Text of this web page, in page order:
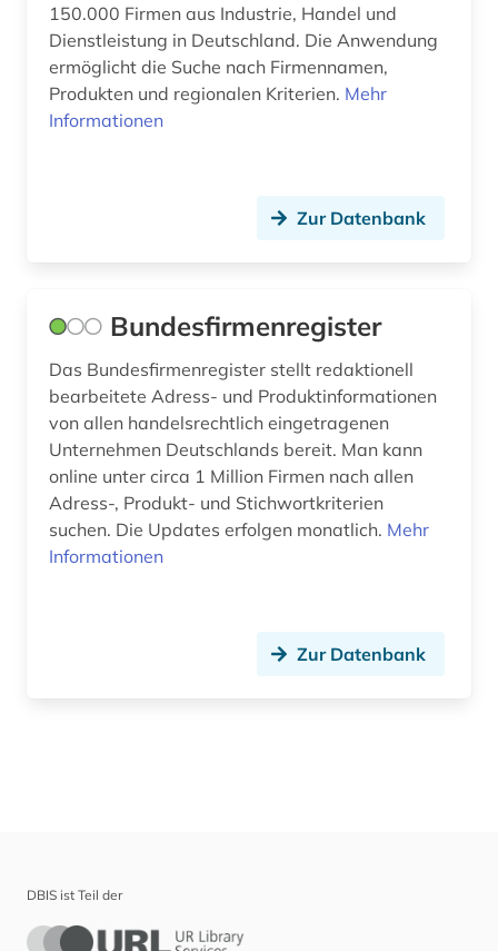
150.000 Firmen aus Industrie, Handel und
Dienstleistung in Deutschland. Die Anwendung
ermöglicht die Suche nach Firmennamen,
Produkten und regionalen Kriterien. Mehr
Informationen
Zur Datenbank
Bundesfirmenregister
Das Bundesfirmenregister stellt redaktionell
bearbeitete Adress- und Produktinformationen
von allen handelsrechtlich eingetragenen
Unternehmen Deutschlands bereit. Man kann
online unter circa 1 Million Firmen nach allen
Adress-, Produkt- und Stichwortkriterien
suchen. Die Updates erfolgen monatlich. Mehr
Informationen
Zur Datenbank
DBIS ist Teil der